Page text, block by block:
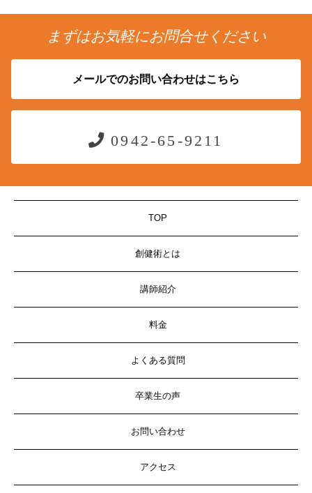
まずはお気軽にお問合せください
メールでのお問い合わせはこちら
0942-65-9211
TOP
創健術とは
講師紹介
料金
よくある質問
卒業生の声
お問い合わせ
アクセス